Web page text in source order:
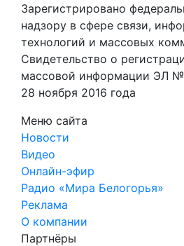
Зарегистрировано
надзору в сфере связи,
технологий и массовых
Свидетельство о
массовой информации ЭЛ
28 ноября 2016 года
Меню сайта
Новости
Видео
Онлайн-эфир
Радио «Мира Белогорья»
Реклама
О компании
Партнёры